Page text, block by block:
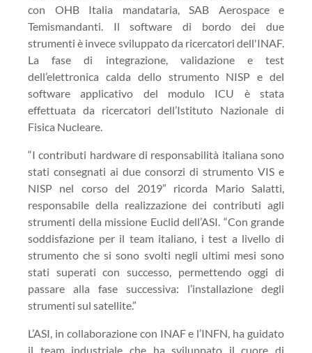
con OHB Italia mandataria, SAB Aerospacee
Temismandanti. Il software di bordo dei due
strumenti è invece sviluppato da ricercatori dell'INAF.
La fase di integrazione, validazione e test
dell’elettronica calda dello strumento NISP e del
software applicativo del modulo ICU è stata
effettuata da ricercatori dell’Istituto Nazionale di
Fisica Nucleare.
“I contributi hardware di responsabilità italiana sono
stati consegnati ai due consorzi di strumento VIS e
NISP nel corso del 2019” ricorda MarioSalatti,
responsabile della realizzazione dei contributi agli
strumenti della missione Euclid dell’ASI. “Con grande
soddisfazione per il team italiano, i test a livello di
strumento che si sono svolti negli ultimi mesi sono
stati superati con successo, permettendo oggi di
passare alla fase successiva: l’installazione degli
strumenti sul satellite.”
L’ASI, in collaborazione con INAF e l’INFN, ha guidato
il team industriale che ha sviluppato il cuore di